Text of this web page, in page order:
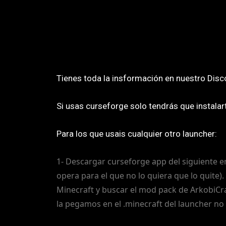
Tienes toda la insformación en nuestro
Si usas curseforge solo tendrás que
Para los que usais cualquier otro launcher:
1- Descargar curseforge app del siguiente
opera para el que no lo quiera que lo
Minecraft y buscar el mod pack de
la pegamos en el .minecraft del launcher